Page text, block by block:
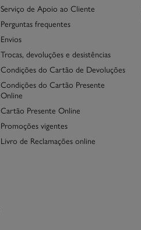
Serviço de Apoio ao Cliente
Perguntas frequentes
Envios
Trocas, devoluções e desistências
Condições do Cartão de Devoluções
Condições do Cartão Presente
Online
Cartão Presente Online
Promoções vigentes
Livro de Reclamações online